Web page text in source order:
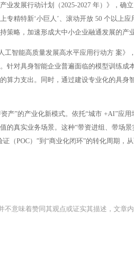
业发展行动计划（2025-2027 年）》，确
专精特新‘小巨人’、滚动开放 50 个以上
策略，加速形成大中小企业融通发展的产
工智能高质量发展高水平应用行动方 案》
针对具身智能企业普遍面临的模型训练成
算力支出。同时，通过建设专业化的具
产”的产业化新模式。依托“城市 +AI”应
的真实业务场景。这种“带资进组、带场
（POC）”到“商业化闭环”的转化周期
不意味着赞同其观点或证实其描述，文章